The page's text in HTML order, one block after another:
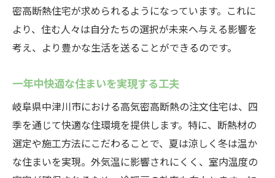
密高断熱住宅が求められるようになっています。これに
より、住む人々は自分たちの選択が未来へ与える影響を
考え、より豊かな生活を送ることができるのです。
一年中快適な住まいを実現する工夫
岐阜県中津川市における高気密高断熱の注文住宅は、四
季を通じて快適な住環境を提供します。特に、断熱材の
選定や施工方法にこだわることで、夏は涼しく冬は温か
な住まいを実現。外気温に影響されにくく、室内温度の